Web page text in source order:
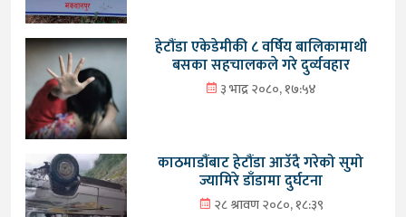
हेटौंडा एकेडेमीकी ८ वर्षिय बालिकामाथी
बसका सहचालकले गरे दुर्व्यवहार
३ भाद्र २०८०, १७:५४
काठमाडौंबाट हेटौंडा आउँदै गरेको सुमो
ज्यामिरे डाँडामा दुर्घटना
२८ श्रावण २०८०, १८:३९